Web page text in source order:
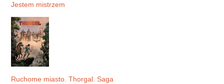
Jestem mistrzem
Ruchome miasto. Thorgal. Saga